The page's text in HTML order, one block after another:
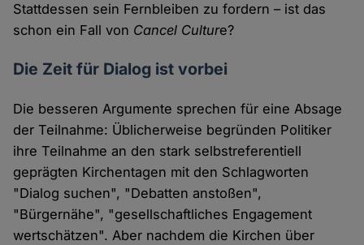
Stattdessen sein Fernbleiben zu fordern – ist das
schon ein Fall von Cancel Culture?
Die Zeit für Dialog ist vorbei
Die besseren Argumente sprechen für eine Absage
der Teilnahme: Üblicherweise begründen Politiker
ihre Teilnahme an den stark selbstreferentiell
geprägten Kirchentagen mit den Schlagworten
"Dialog suchen", "Debatten anstoßen",
"Bürgernähe", "gesellschaftliches Engagement
wertschätzen". Aber nachdem die Kirchen über